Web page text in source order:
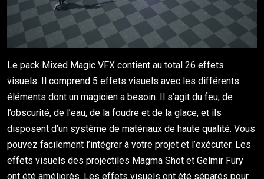
Le pack Mixed Magic VFX contient au total 26 effets
visuels. Il comprend 5 effets visuels avec les différents
éléments dont un magicien a besoin. Il s’agit du feu, de
l’obscurité, de l’eau, de la foudre et de la glace, et ils
disposent d’un système de matériaux de haute qualité. Vous
pouvez facilement l’intégrer à votre projet et l’exécuter. Les
effets visuels des projectiles Magma Shot et Gelmir Fury
ont été améliorés. Les effets visuels ont été séparés pour